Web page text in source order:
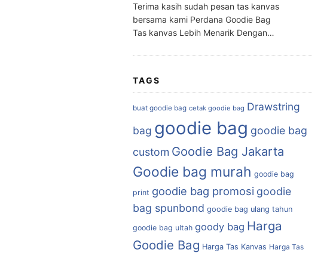
Terima kasih sudah pesan tas kanvas
bersama kami Perdana Goodie Bag
Tas kanvas Lebih Menarik Dengan…
TAGS
buat goodie bag cetak goodie bag Drawstring
bag goodie bag goodie bag
custom Goodie Bag Jakarta
Goodie bag murah goodie bag
print goodie bag promosi goodie
bag spunbond goodie bag ulang tahun
goodie bag ultah goody bag Harga
Goodie Bag Harga Tas Kanvas Harga Tas